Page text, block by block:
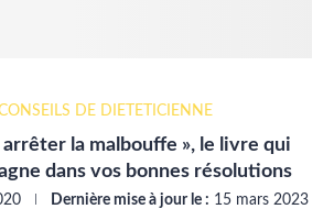
DE DIÉTÉTICIENNE
arrêter la malbouffe », le livre qui
dans vos bonnes résolutions
Dernière mise à jour le : 15 mars 2023